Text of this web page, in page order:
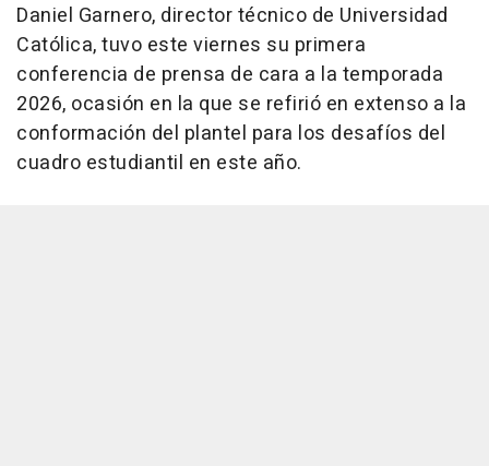
Daniel Garnero, director técnico de Universidad
Católica, tuvo este viernes su primera
conferencia de prensa de cara a la temporada
2026, ocasión en la que se refirió en extenso a la
conformación del plantel para los desafíos del
cuadro estudiantil en este año.